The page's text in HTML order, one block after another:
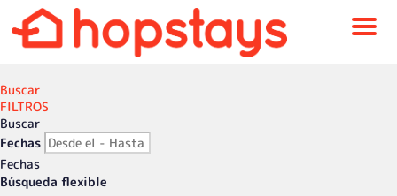
Menu
Buscar
FILTROS
Buscar
Fechas
Fechas
Búsqueda flexible